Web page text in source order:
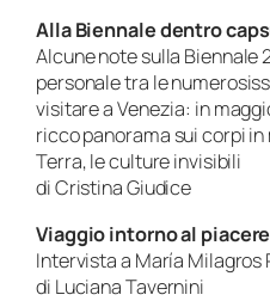
Alla Biennale dentro
Alcune note sulla Biennale
personale tra le
visitare a Venezia: in
ricco panorama sui corpi
Terra, le culture invisibili
di Cristina Giudice
Viaggio intorno al
Intervista a María Milagros
di Luciana Tavernini